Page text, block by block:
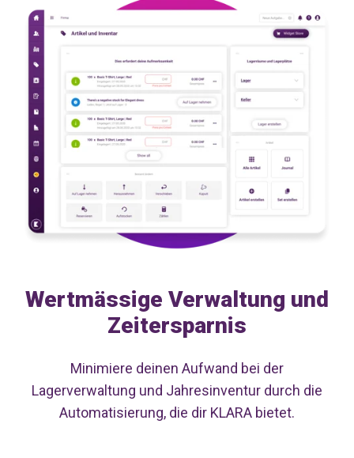
Wertmässige Verwaltung und
Zeitersparnis
Minimiere deinen Aufwand bei der
Lagerverwaltung und Jahresinventur durch die
Automatisierung, die dir KLARA bietet.